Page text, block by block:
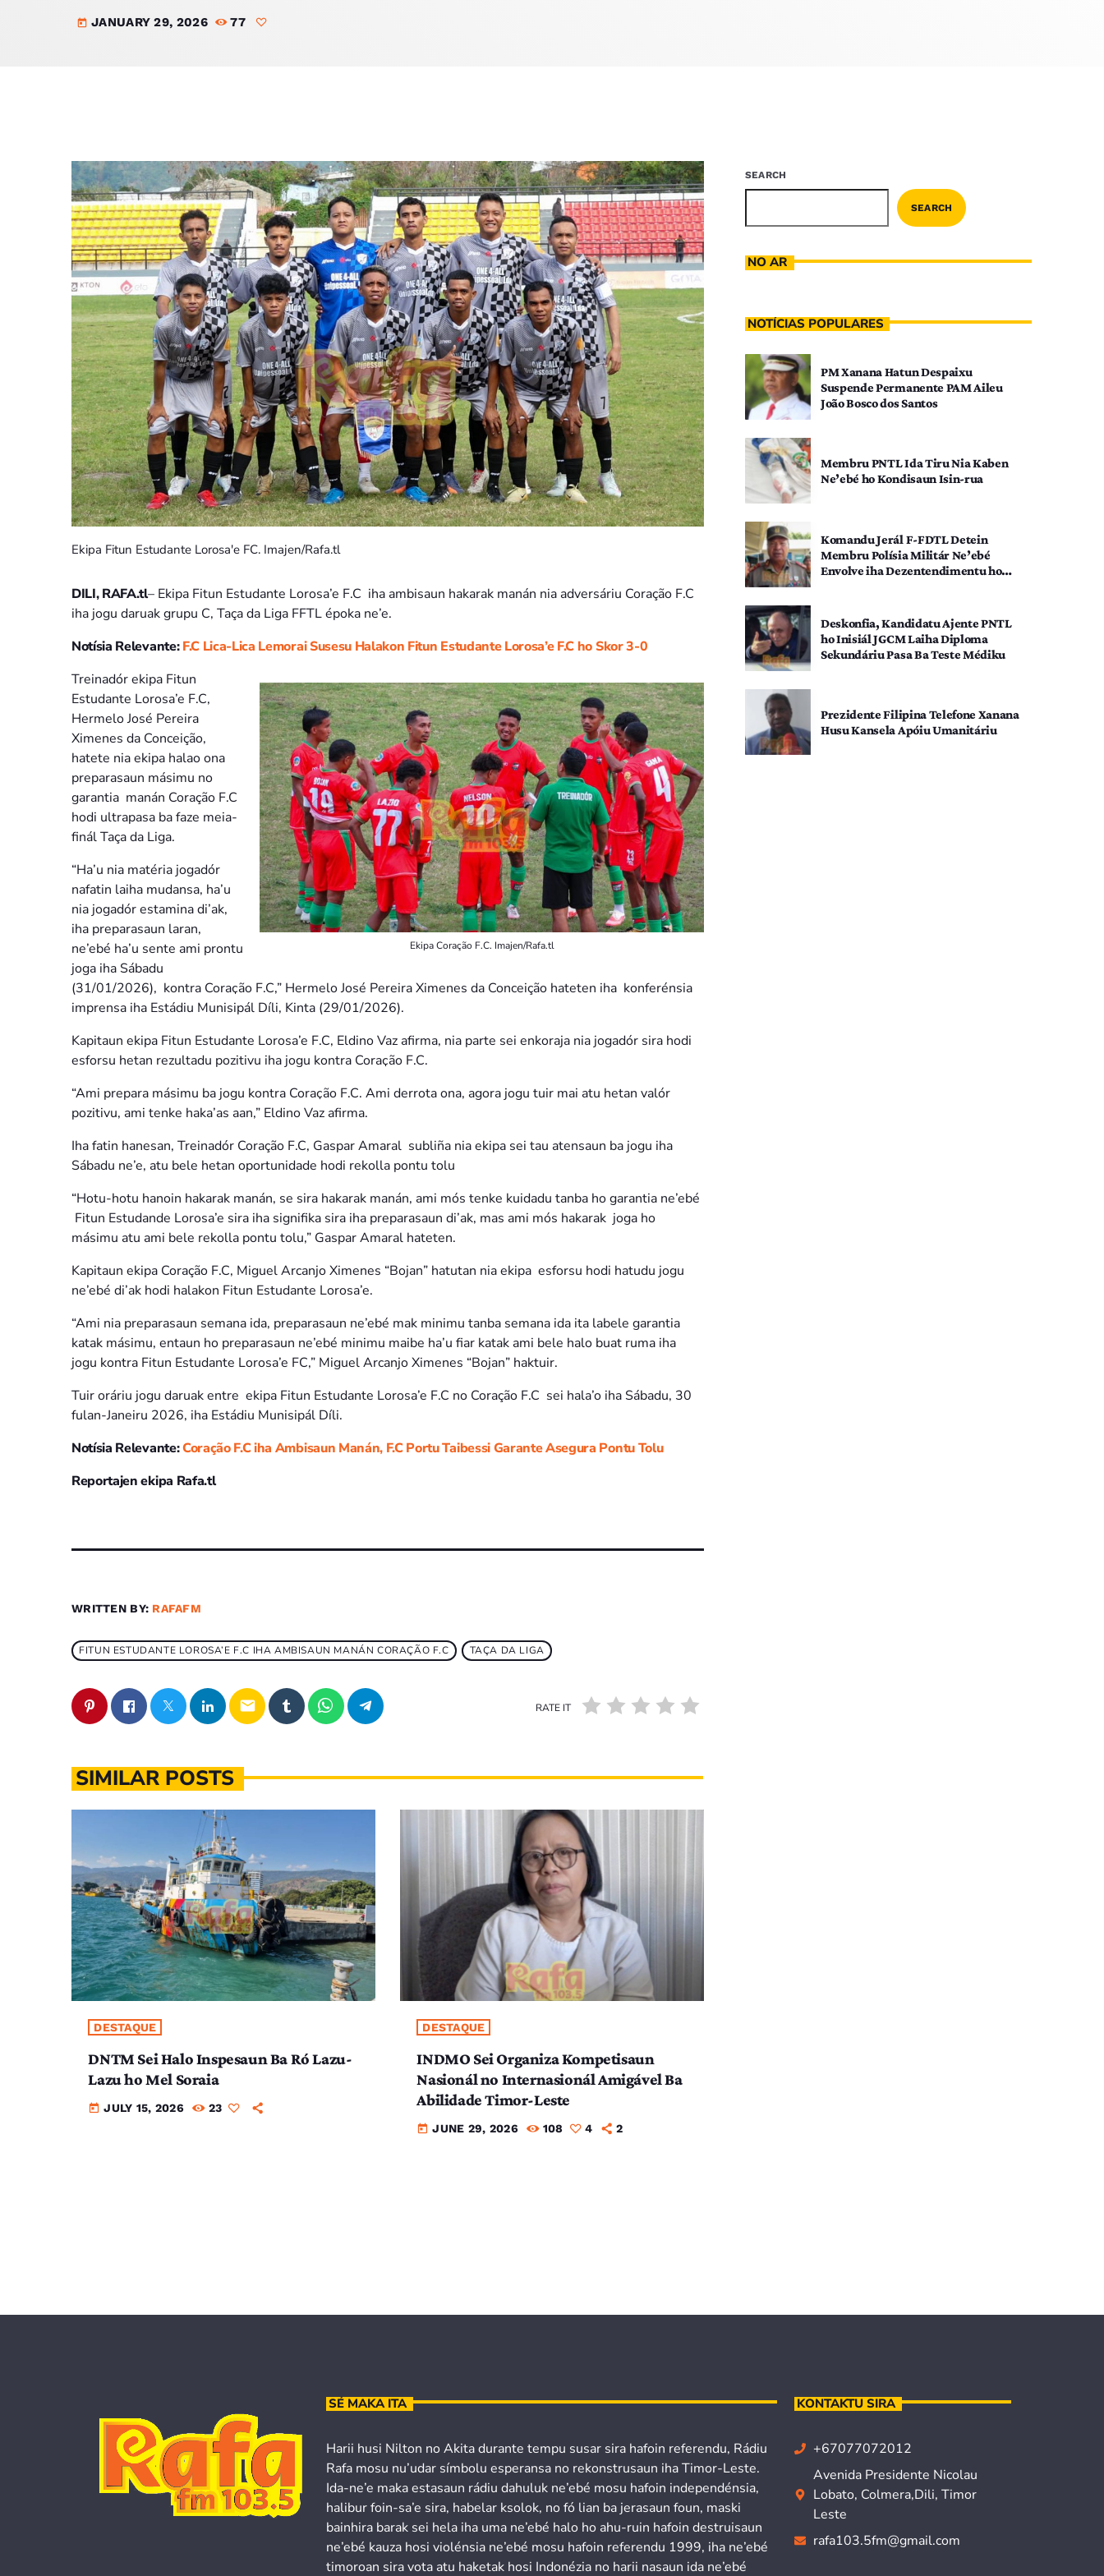
today JANUARY 29, 2026 77
Ekipa Fitun Estudante Lorosa'e FC. Imajen/Rafa.tl
DILI, RAFA.tl– Ekipa Fitun Estudante Lorosa’e F.C iha ambisaun hakarak manán nia adversáriu Coração F.C
iha jogu daruak grupu C, Taça da Liga FFTL époka ne’e.
Notísia Relevante:F.C Lica-Lica Lemorai Susesu Halakon Fitun Estudante Lorosa’e F.C ho Skor 3-0
Ekipa Coração F.C. Imajen/Rafa.tl
Treinadór ekipa Fitun
Estudante Lorosa’e F.C,
Hermelo José Pereira
Ximenes da Conceição,
hatete nia ekipa halao ona
preparasaun másimu no
garantia manán Coração F.C
hodi ultrapasa ba faze meia-
finál Taça da Liga.
“Ha’u nia matéria jogadór
nafatin laiha mudansa, ha’u
nia jogadór estamina di’ak,
iha preparasaun laran,
ne’ebé ha’u sente ami prontu
joga iha Sábadu
(31/01/2026), kontra Coraҫão F.C,” Hermelo José Pereira Ximenes da Conceição hateten iha konferénsia
imprensa iha Estádiu Munisipál Díli, Kinta (29/01/2026).
Kapitaun ekipa Fitun Estudante Lorosa’e F.C, Eldino Vaz afirma, nia parte sei enkoraja nia jogadór sira hodi
esforsu hetan rezultadu pozitivu iha jogu kontra Coraҫão F.C.
“Ami prepara másimu ba jogu kontra Coraҫão F.C. Ami derrota ona, agora jogu tuir mai atu hetan valór
pozitivu, ami tenke haka’as aan,” Eldino Vaz afirma.
Iha fatin hanesan, Treinadór Coração F.C, Gaspar Amaral subliña nia ekipa sei tau atensaun ba jogu iha
Sábadu ne’e, atu bele hetan oportunidade hodi rekolla pontu tolu
“Hotu-hotu hanoin hakarak manán, se sira hakarak manán, ami mós tenke kuidadu tanba ho garantia ne’ebé
Fitun Estudande Lorosa’e sira iha signifika sira iha preparasaun di’ak, mas ami mós hakarak joga ho
másimu atu ami bele rekolla pontu tolu,” Gaspar Amaral hateten.
Kapitaun ekipa Coração F.C, Miguel Arcanjo Ximenes “Bojan” hatutan nia ekipa esforsu hodi hatudu jogu
ne’ebé di’ak hodi halakon Fitun Estudante Lorosa’e.
“Ami nia preparasaun semana ida, preparasaun ne’ebé mak minimu tanba semana ida ita labele garantia
katak másimu, entaun ho preparasaun ne’ebé minimu maibe ha’u fiar katak ami bele halo buat ruma iha
jogu kontra Fitun Estudante Lorosa’e FC,” Miguel Arcanjo Ximenes “Bojan” haktuir.
Tuir oráriu jogu daruak entre ekipa Fitun Estudante Lorosa’e F.C no Coração F.C sei hala’o iha Sábadu, 30
fulan-Janeiru 2026, iha Estádiu Munisipál Díli.
Notísia Relevante:Coração F.C iha Ambisaun Manán, F.C Portu Taibessi Garante Asegura Pontu Tolu
Reportajen ekipa Rafa.tl
WRITTEN BY: RAFAFM
FITUN ESTUDANTE LOROSA’E F.C IHA AMBISAUN MANÁN CORAÇÃO F.C TAÇA DA LIGA
email RATE IT
SIMILAR POSTS
DESTAQUE
DNTM Sei Halo Inspesaun Ba Ró Lazu-
Lazu ho Mel Soraia
today JULY 15, 2026 23
DESTAQUE
INDMO Sei Organiza Kompetisaun
Nasionál no Internasionál Amigável Ba
Abilidade Timor-Leste
today JUNE 29, 2026 108 4 2
SEARCH
SEARCH
NO AR
NOTÍCIAS POPULARES
PM Xanana Hatun Despaixu
Suspende Permanente PAM Aileu
João Bosco dos Santos
Membru PNTL Ida Tiru Nia Kaben
Ne’ebé ho Kondisaun Isin-rua
Komandu Jerál F-FDTL Detein
Membru Polísia Militár Ne’ebé
Envolve iha Dezentendimentu ho
Deskonfia, Kandidatu Ajente PNTL
ho Inisiál JGCM Laiha Diploma
Sekundáriu Pasa Ba Teste Médiku
Prezidente Filipina Telefone Xanana
Husu Kansela Apóiu Umanitáriu
SÉ MAKA ITA
Harii husi Nilton no Akita durante tempu susar sira hafoin referendu, Rádiu
Rafa mosu nu’udar símbolu esperansa no rekonstrusaun iha Timor-Leste.
Ida-ne’e maka estasaun rádiu dahuluk ne’ebé mosu hafoin independénsia,
halibur foin-sa’e sira, habelar ksolok, no fó lian ba jerasaun foun, maski
bainhira barak sei hela iha uma ne’ebé halo ho ahu-ruin hafoin destruisaun
ne’ebé kauza hosi violénsia ne’ebé mosu hafoin referendu 1999, iha ne’ebé
timoroan sira vota atu haketak hosi Indonézia no harii nasaun ida ne’ebé
KONTAKTU SIRA
+67077072012
Avenida Presidente Nicolau
Lobato, Colmera,Dili, Timor
Leste
rafa103.5fm@gmail.com